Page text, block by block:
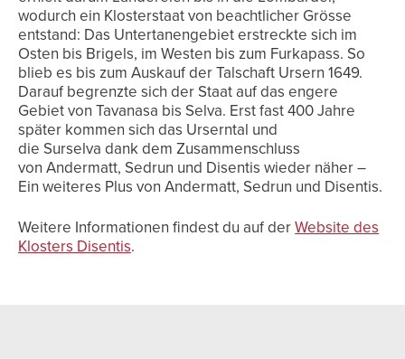
wodurch ein Klosterstaat von beachtlicher Grösse
entstand: Das Untertanengebiet erstreckte sich im
Osten bis Brigels, im Westen bis zum Furkapass. So
blieb es bis zum Auskauf der Talschaft Ursern 1649.
Darauf begrenzte sich der Staat auf das engere
Gebiet von Tavanasa bis Selva. Erst fast 400 Jahre
später kommen sich das Urserntal und
die Surselva dank dem Zusammenschluss
von Andermatt, Sedrun und Disentis wieder näher –
Ein weiteres Plus von Andermatt, Sedrun und Disentis.
Weitere Informationen findest du auf derWebsite des
Klosters Disentis.